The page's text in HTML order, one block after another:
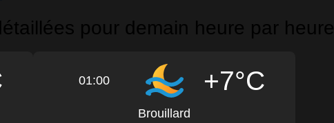
pour demain heure par heure
01:00 +7°C
Brouillard